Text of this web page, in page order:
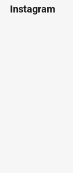
Instagram